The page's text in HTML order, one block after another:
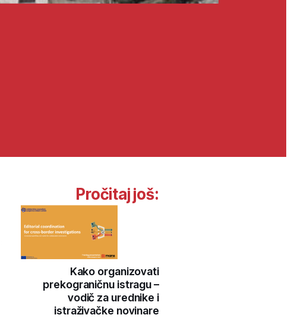
Pročitaj još:
Kako organizovati
prekograničnu istragu –
vodič za urednike i
istraživačke novinare